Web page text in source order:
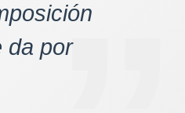
da por